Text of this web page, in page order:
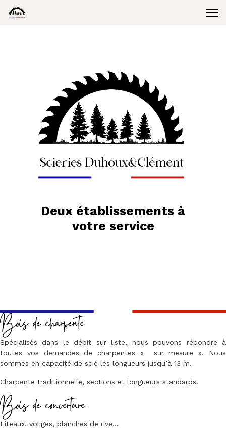
Deux établissements à
votre service
Bois de charpente
Spécialisés dans le débit sur liste, nous pouvons répondre à
toutes vos demandes de charpentes « sur mesure ». Nous
sommes en capacité de scié les longueurs jusqu’à 13 m.
Charpente traditionnelle, sections et longueurs standards.
Bois de couverture
Liteaux, voliges, planches de rive…